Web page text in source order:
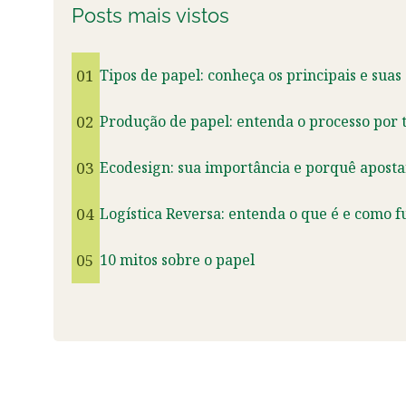
Posts mais vistos
01 Tipos de papel: conheça os principais e suas
02 Produção de papel: entenda o processo
03 Ecodesign: sua importância e porquê
04 Logística Reversa: entenda o que é e como
05 10 mitos sobre o papel